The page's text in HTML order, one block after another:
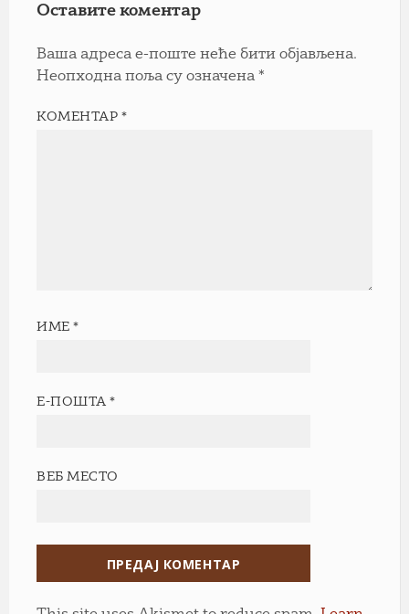
Оставите коментар
Ваша адреса е-поште неће бити објављена.
Неопходна поља су означена *
КОМЕНТАР*
ИМЕ*
Е-ПОШТА*
ВЕБ МЕСТО